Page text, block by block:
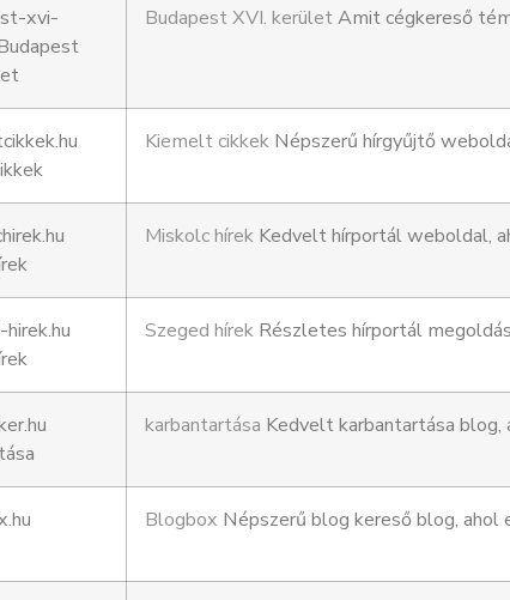
Budapest XVI. kerületAmit cégkereső
Kiemelt cikkek Népszerű hírgyűjtő
Miskolc hírek Kedvelt hírportál weboldal,
Szeged hírek Részletes hírportál
karbantartása Kedvelt karbantartása
Blogbox Népszerű blog kereső blog,